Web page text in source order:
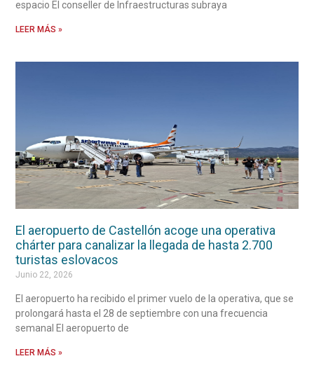
espacio El conseller de Infraestructuras subraya
LEER MÁS »
El aeropuerto de Castellón acoge una operativa
chárter para canalizar la llegada de hasta 2.700
turistas eslovacos
Junio 22, 2026
El aeropuerto ha recibido el primer vuelo de la operativa, que se
prolongará hasta el 28 de septiembre con una frecuencia
semanal El aeropuerto de
LEER MÁS »